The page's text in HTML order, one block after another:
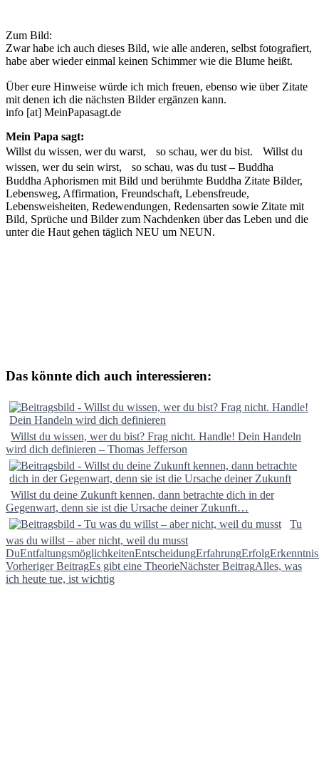
Zum Bild:
Zwar habe ich auch dieses Bild, wie alle anderen, selbst fotografiert,
habe aber wieder einmal keinen Schimmer wie die Blume heißt.
Über eure Hinweise würde ich mich freuen, ebenso wie über Zitate
mit denen ich die nächsten Bilder ergänzen kann.
info [at] MeinPapasagt.de
Mein Papa sagt:
Willst du wissen, wer du warst, so schau, wer du bist. Willst du
wissen, wer du sein wirst, so schau, was du tust – Buddha
Buddha Aphorismen mit Bild und berühmte Buddha Zitate Bilder,
Lebensweg, Affirmation, Freundschaft, Lebensfreude,
Lebensweisheiten, Redewendungen, Redensarten sowie Zitate mit
Bild, Sprüche und Bilder zum Nachdenken über das Leben und die
unter die Haut gehen täglich NEU um NEUN.
Das könnte dich auch interessieren:
Willst du wissen, wer du bist? Frag nicht. Handle! Dein Handeln
wird dich definieren – Thomas Jefferson
Willst du deine Zukunft kennen, dann betrachte dich in der
Gegenwart, denn sie ist die Ursache deiner Zukunft…
Tu
was du willst – aber nicht, weil du musst
DuEntfaltungsmöglichkeitenEntscheidungErfahrungErfolgErkenntnis
Beitragsnavigation
Vorheriger BeitragEs gibt eine TheorieNächster BeitragAlles, was
ich heute tue, ist wichtig